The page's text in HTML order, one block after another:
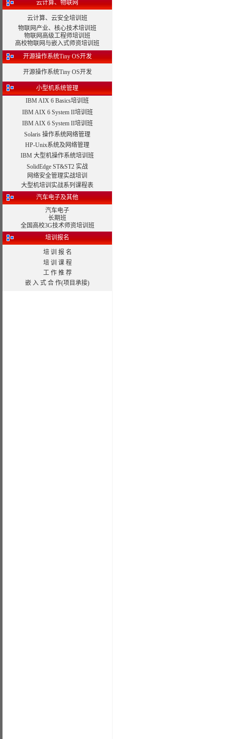
云计算、物联网
云计算、云安全培训班
物联网产业、核心技术培训班
物联网高级工程师培训班
高校物联网与嵌入式师资培训班
开源操作系统Tiny OS开发
开源操作系统Tiny OS开发
小型机系统管理
IBM AIX 6 Basics培训班
IBM AIX 6 System II培训班
IBM AIX 6 System II培训班
Solaris 操作系统网络管理
HP-Unix系统及网络管理
IBM 大型机操作系统培训班
SolidEdge ST&ST2 实战
网络安全管理实战培训
大型机培训实战系列课程表
汽车电子及其他
汽车电子
长期班
全国高校3G技术师资培训班
培训报名
培 训 报 名
培 训 课 程
工 作 推 荐
嵌 入 式 合 作(项目承接)